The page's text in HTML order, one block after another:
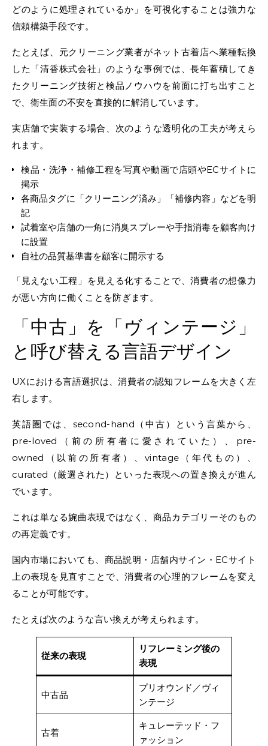
どのように処理されているか」を可視化することは強力な
信頼構築手段です。
たとえば、元クリーニング業者がネット古着店へ業種転換
した「清香株式会社」のような事例では、長年蓄積してき
たクリーニング技術と検品ノウハウを前面に打ち出すこと
で、衛生面の不安を直接的に解消しています。
実店舗で実装する場合、次のような透明化の工夫が考えら
れます。
検品・洗浄・補修工程を写真や動画で店頭やECサイトに
掲示
各商品タグに「クリーニング済み」「補修内容」などを明
記
試着室や店舗の一角に消臭スプレーや手指消毒を顧客向け
に設置
自社の品質基準書を顧客に開示する
「見えない工程」を見える化することで、消費者の想像力
が悪い方向に働くことを防ぎます。
「中古」を「ヴィンテージ」
と呼び替える言語デザイン
UXにおける言語選択は、消費者の認知フレームを大きく左
右します。
英語圏では、second-hand（中古）という言葉から、
pre-loved（前の所有者に愛されていた）、pre-
owned（以前の所有者）、vintage（年代もの）、
curated（厳選された）といった表現への置き換えが進ん
でいます。
これは単なる婉曲表現ではなく、商品カテゴリーそのもの
の再定義です。
国内市場においても、商品説明・店舗内サイン・ECサイト
上の表現を見直すことで、消費者の心理的フレームを変え
ることが可能です。
たとえば次のような言い換えが考えられます。
従来の表現
リフレーミング後の
表現
中古品
プリオウンド／ヴィ
ンテージ
古着
キュレーテッド・フ
ァッション